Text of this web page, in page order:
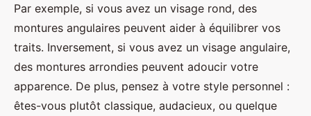
Par exemple, si vous avez un visage rond, des
montures angulaires peuvent aider à équilibrer vos
traits. Inversement, si vous avez un visage angulaire,
des montures arrondies peuvent adoucir votre
apparence. De plus, pensez à votre style personnel :
êtes-vous plutôt classique, audacieux, ou quelque